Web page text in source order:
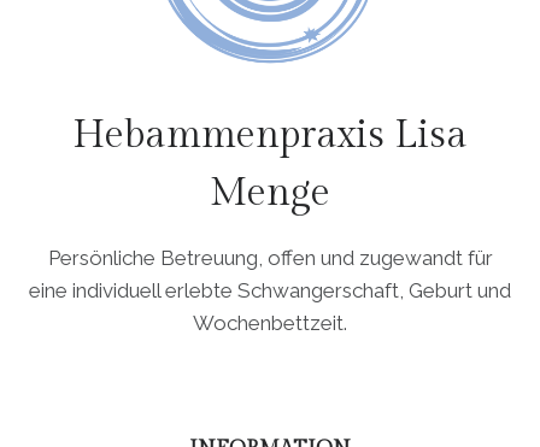
Hebammenpraxis Lisa
Menge
Persönliche Betreuung, offen und zugewandt für
eine individuell erlebte Schwangerschaft, Geburt und
Wochenbettzeit.